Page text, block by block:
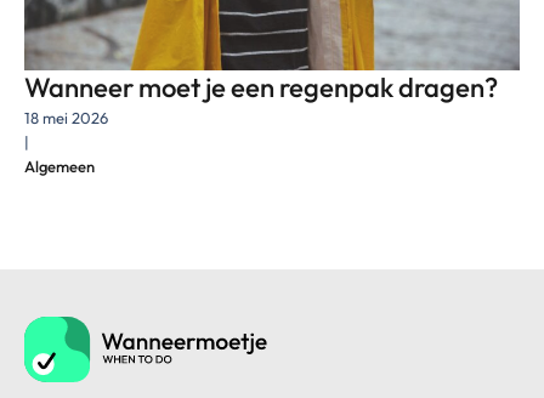
Wanneer moet je een regenpak dragen?
18 mei 2026
|
Algemeen